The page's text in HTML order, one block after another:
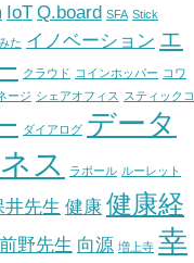
IoT Q.board SFA Stick
た イノベーション エ
クラウド コインホッパー コワ
ージ シェアオフィス スティックコ
ダイアログ データ
ス ラポール ルーレット
井先生 健康 健康経
前野先生 向源 増上寺 幸